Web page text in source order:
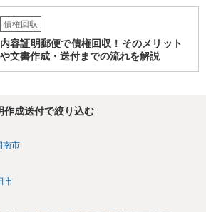
債権回収
内容証明郵便で債権回収！そのメリット
や文書作成・送付までの流れを解説
作成送付で絞り込む
南市
市